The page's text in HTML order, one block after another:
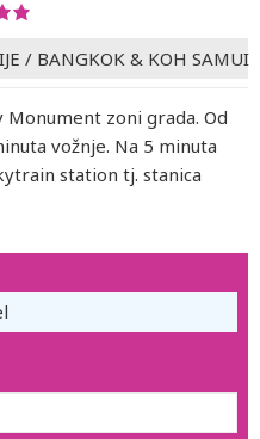
/ BANGKOK & KOH SAMUI
zoni grada. Od
vožnje. Na 5 minuta
station tj. stanica